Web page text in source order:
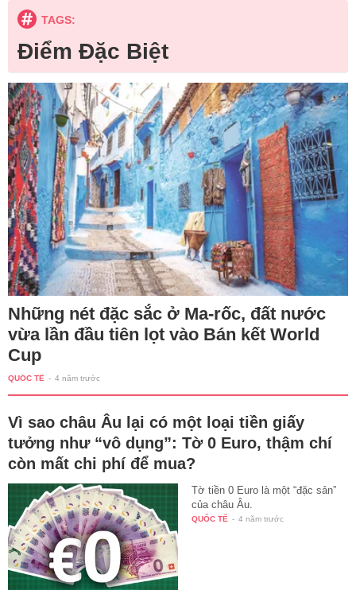
TAGS:
Điểm Đặc Biệt
Những nét đặc sắc ở Ma-rốc, đất nước
vừa lần đầu tiên lọt vào Bán kết World
Cup
QUỐC TẾ - 4 năm trước
Vì sao châu Âu lại có một loại tiền giấy
tưởng như “vô dụng”: Tờ 0 Euro, thậm chí
còn mất chi phí để mua?
Tờ tiền 0 Euro là một “đặc sản”
của châu Âu.
QUỐC TẾ - 4 năm trước